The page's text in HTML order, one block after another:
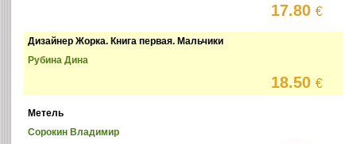
17.80€
Дизайнер Жорка. Книга первая. Мальчики
Рубина Дина
18.50€
Метель
Сорокин Владимир